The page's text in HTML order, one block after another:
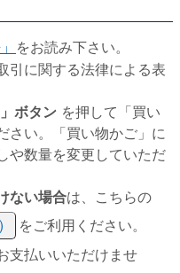
をお読み下さい。
引に関する法律による表
ボタン を押して「買い
さい。「買い物かご」に
や数量を変更していただ
ない場合は、こちらの
をご利用ください。
支払いいただけませ